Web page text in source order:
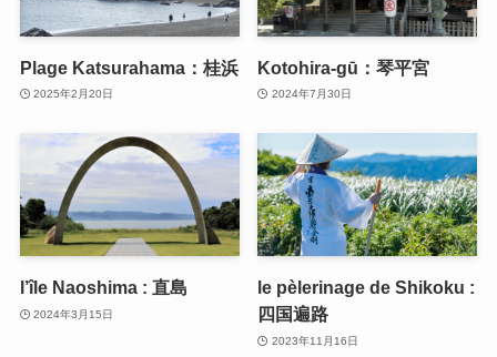
Plage Katsurahama：桂浜
2025年2月20日
Kotohira-gū：琴平宮
2024年7月30日
l’île Naoshima : 直島
2024年3月15日
le pèlerinage de Shikoku :
四国遍路
2023年11月16日